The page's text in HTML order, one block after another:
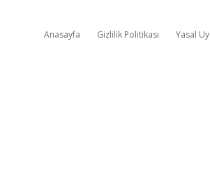
Anasayfa Gizlilik Politikası Yasal